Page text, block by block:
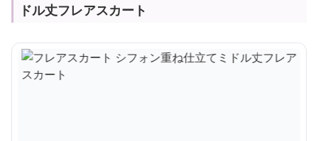
ドル丈フレアスカート